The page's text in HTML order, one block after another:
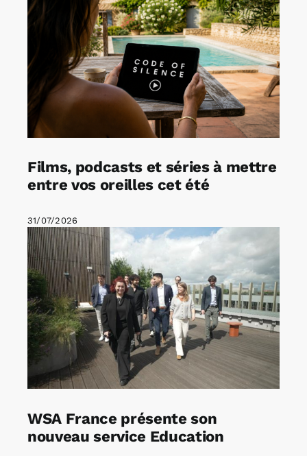
Films, podcasts et séries à mettre
entre vos oreilles cet été
31/07/2026
WSA France présente son
nouveau service Education